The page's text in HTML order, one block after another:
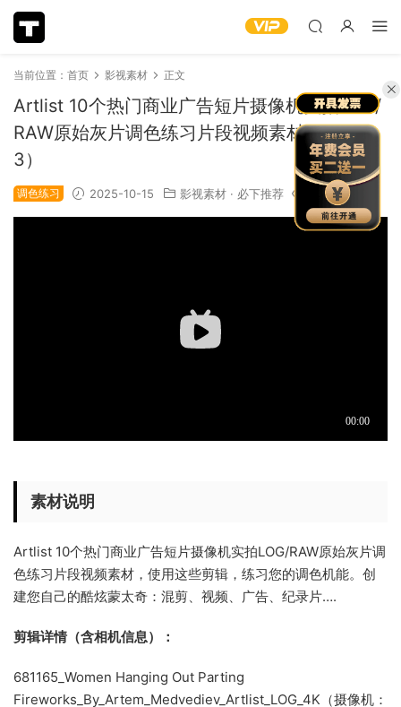
当前位置： 首页 影视素材 正文
Artlist 10个热门商业广告短片摄像机实拍LOG/
RAW原始灰片调色练习片段视频素材（1368
3）
调色练习 2025-10-15 影视素材 · 必下推荐 2.09k
素材说明
Artlist 10个热门商业广告短片摄像机实拍LOG/RAW原始灰片调
色练习片段视频素材，使用这些剪辑，练习您的调色机能。创
建您自己的酷炫蒙太奇：混剪、视频、广告、纪录片….
剪辑详情（含相机信息）：
681165_Women Hanging Out Parting
Fireworks_By_Artem_Medvediev_Artlist_LOG_4K（摄像机：